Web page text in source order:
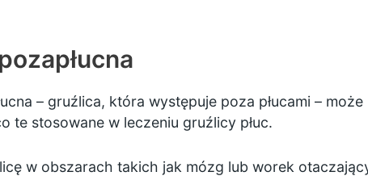
– gruźlica, która występuje poza płucami –
te stosowane w leczeniu gruźlicy płuc.
w obszarach takich jak mózg lub worek